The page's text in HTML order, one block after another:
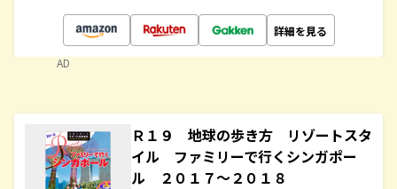
詳細を見る
AD
Ｒ１９ 地球の歩き方 リゾートスタ
イル ファミリーで行くシンガポー
ル ２０１７～２０１８